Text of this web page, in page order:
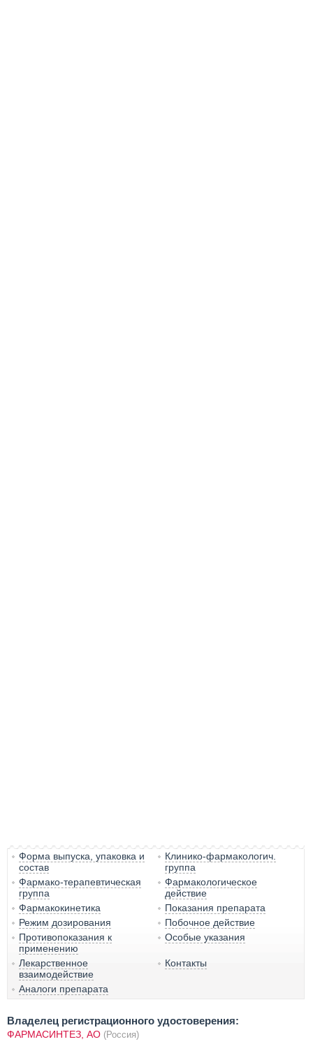
Форма выпуска, упаковка и
состав
Клинико-фармакологич.
группа
Фармако-терапевтическая
группа
Фармакологическое
действие
Фармакокинетика
Показания препарата
Режим дозирования
Побочное действие
Противопоказания к
применению
Особые указания
Лекарственное
взаимодействие
Контакты
Аналоги препарата
Владелец регистрационного удостоверения:
ФАРМАСИНТЕЗ, АО (Россия)